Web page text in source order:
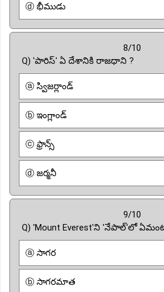
ⓓ భీముడు
8/10
Q) 'పారిస్' ఏ దేశానికి రాజధాని ?
ⓐ స్విజర్లాండ్
ⓑ ఇంగ్లాండ్
ⓒ ఫ్రాన్స్
ⓓ జర్మనీ
9/10
Q) 'Mount Everest'ని 'నేపాల్'లో
ⓐ సాగర
ⓑ సాగరమాత